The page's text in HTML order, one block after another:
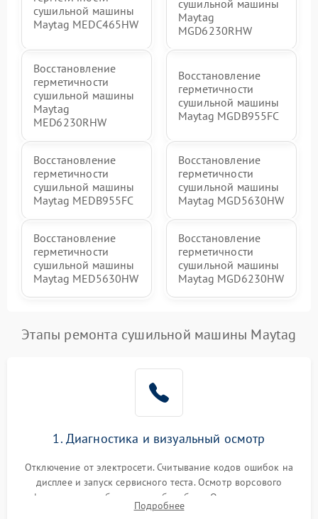
сушильной машины
Maytag MEDC465HW
сушильной машины
Maytag
MGD6230RHW
Восстановление
герметичности
сушильной машины
Maytag
MED6230RHW
Восстановление
герметичности
сушильной машины
Maytag MGDB955FC
Восстановление
герметичности
сушильной машины
Maytag MEDB955FC
Восстановление
герметичности
сушильной машины
Maytag MGD5630HW
Восстановление
герметичности
сушильной машины
Maytag MED5630HW
Восстановление
герметичности
сушильной машины
Maytag MGD6230HW
Этапы ремонта сушильной машины Maytag
1. Диагностика и визуальный осмотр
Отключение от электросети. Считывание кодов ошибок на
дисплее и запуск сервисного теста. Осмотр ворсового
фильтра, теплообменника и барабана. Опрос клиента о
неисправностях (не сушит, не крутит барабан, сильно шумит
Подробнее